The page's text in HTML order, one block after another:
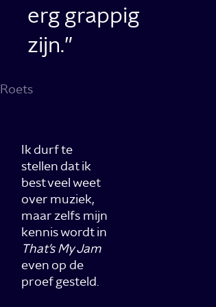
erg grappig
zijn.
Roets
Ik durf te
stellen dat ik
best veel weet
over muziek,
maar zelfs mijn
kennis wordt in
That's My Jam
even op de
proef gesteld.